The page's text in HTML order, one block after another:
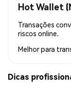
Hot Wallet
Transações
riscos online.
Melhor para
Dicas